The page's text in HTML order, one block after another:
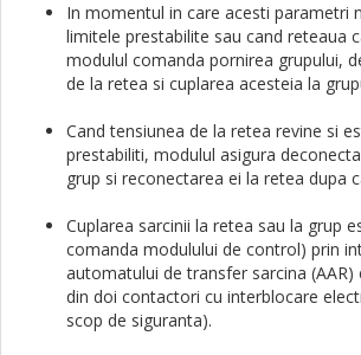
In momentul in care acesti parametri
limitele prestabilite sau cand reteaua
modulul comanda pornirea grupului,
de la retea si cuplarea acesteia la
Cand tensiunea de la retea revine si
prestabiliti, modulul asigura
grup si reconectarea ei la retea dupa
Cuplarea sarcinii la retea sau la grup
comanda modulului de control) prin
automatului de transfer sarcina
din doi contactori cu interblocare
scop de siguranta).